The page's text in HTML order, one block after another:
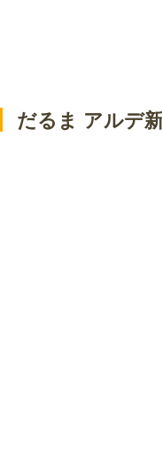
だるま アルデ